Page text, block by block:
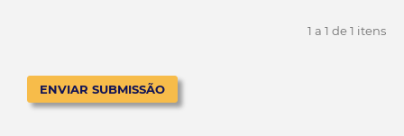
1 a 1 de 1 itens
ENVIAR SUBMISSÃO